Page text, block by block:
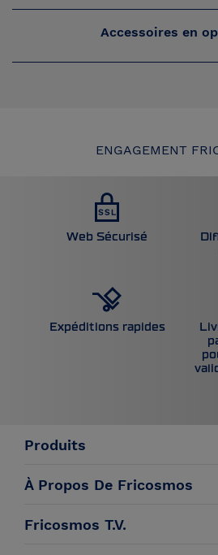
Accessoires en
ENGAGEMENT
Web Sécurisé
Expéditions rapides
Produits
À Propos De Fricosmos
Fricosmos T.V.